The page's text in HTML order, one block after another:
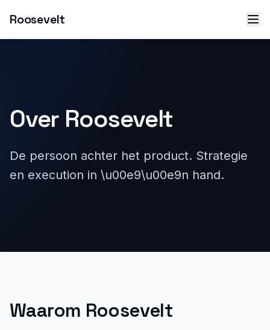
Roosevelt
Over Roosevelt
De persoon achter het product. Strategie
en execution in \u00e9\u00e9n hand.
Waarom Roosevelt